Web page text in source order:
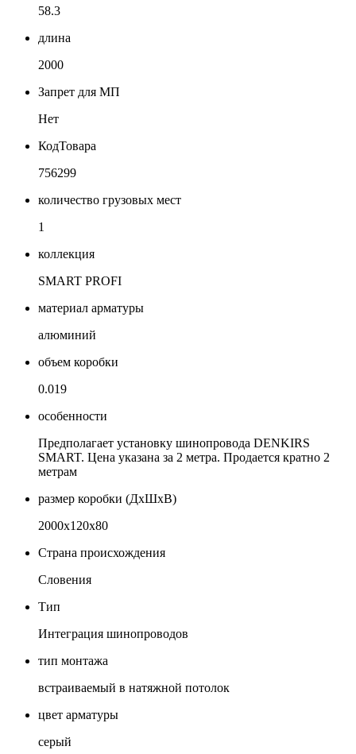
58.3
длина
2000
Запрет для МП
Нет
КодТовара
756299
количество грузовых мест
1
коллекция
SMART PROFI
материал арматуры
алюминий
объем коробки
0.019
особенности
Предполагает установку шинопровода DENKIRS
SMART. Цена указана за 2 метра. Продается кратно 2
метрам
размер коробки (ДхШхВ)
2000х120х80
Страна происхождения
Словения
Тип
Интеграция шинопроводов
тип монтажа
встраиваемый в натяжной потолок
цвет арматуры
серый